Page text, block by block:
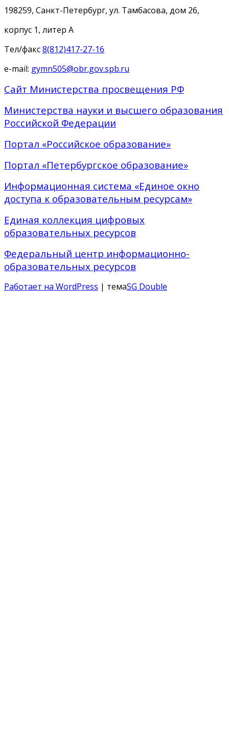
198259, Санкт-Петербург, ул. Тамбасова, дом 26,
корпус 1, литер А
Тел/факс8(812)417-27-16
e-mail: gymn505@obr.gov.spb.ru
Сайт Министерства просвещения РФ
Министерства науки и высшего образования
Российской Федерации
Портал «Российское образование»
Портал «Петербургское образование»
Информационная система «Единое окно
доступа к образовательным ресурсам»
Единая коллекция цифровых
образовательных ресурсов
Федеральный центр информационно-
образовательных ресурсов
Работает на WordPress | темаSG Double